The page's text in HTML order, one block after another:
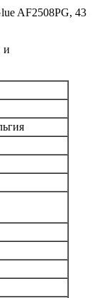
AF2508PG, 43
и